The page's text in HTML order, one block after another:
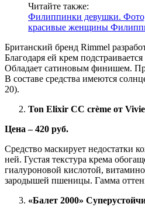
Читайте также:
Филиппинки девушки.
красивые женщины
Британский бренд Rimmel
Благодаря ей крем
Обладает сатиновым финишем.
В составе средства имеются
20).
Ton Elixir CC crème от
Цена – 420 руб.
Средство маскирует недостатки
ней. Густая текстура крема
гиалуроновой кислотой,
зародышей пшеницы. Гамма
«Балет 2000»